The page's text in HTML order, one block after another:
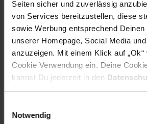
Seiten sicher und zuverlässig
von Services bereitzustellen, diese
sowie Werbung entsprechend
unserer Homepage, Social Media
anzuzeigen. Mit einem Klick auf
Cookie Verwendung ein. Deine
kannst Du jederzeit in den
ändern bzw. widerrufen.
Notwendig
Helligkeit also jederzeit ganz
WERTIGES GLAS - Dekorative
Glas setzen
Artikelnummer: 2301411000
EAN: 4004353351730
Artikel gehört zur Kategorie:Wand-
Versandinformationen